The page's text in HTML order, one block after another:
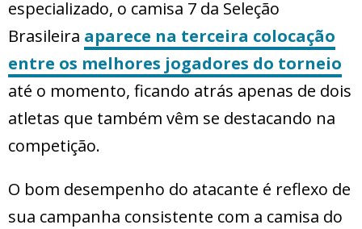
especializado, o camisa 7 da Seleção
Brasileira aparece na terceira colocação
entre os melhores jogadores do torneio
até o momento, ficando atrás apenas de dois
atletas que também vêm se destacando na
competição.
O bom desempenho do atacante é reflexo de
sua campanha consistente com a camisa do